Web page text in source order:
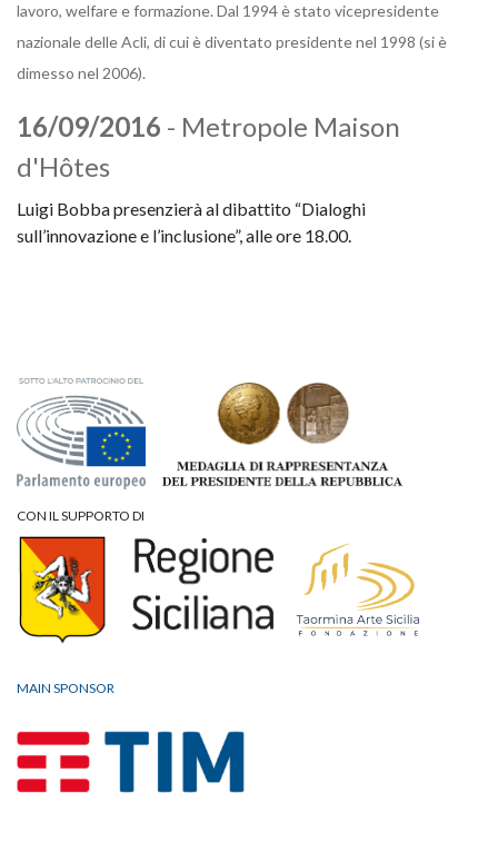
lavoro, welfare e formazione. Dal 1994 è stato vicepresidente
nazionale delle Acli, di cui è diventato presidente nel 1998 (si è
dimesso nel 2006).
16/09/2016 - Metropole Maison
d'Hôtes
Luigi Bobba presenzierà al dibattito “Dialoghi
sull’innovazione e l’inclusione”, alle ore 18.00.
CON IL SUPPORTO DI
MAIN SPONSOR